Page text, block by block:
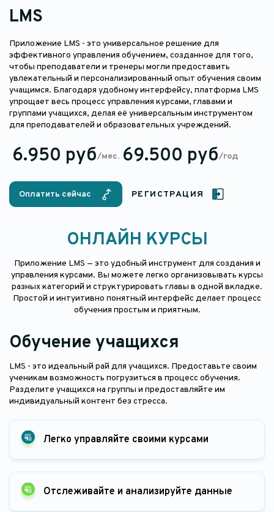
LMS
Приложение LMS - это универсальное решение для
эффективного управления обучением, созданное для того,
чтобы преподаватели и тренеры могли предоставить
увлекательный и персонализированный опыт обучения своим
учащимся. Благодаря удобному интерфейсу, платформа LMS
упрощает весь процесс управления курсами, главами и
группами учащихся, делая её универсальным инструментом
для преподавателей и образовательных учреждений.
6.950 руб/мес. 69.500 руб/год
Оплатить сейчас РЕГИСТРАЦИЯ
ОНЛАЙН КУРСЫ
Приложение LMS — это удобный инструмент для создания и
управления курсами. Вы можете легко организовывать курсы
разных категорий и структурировать главы в одной вкладке.
Простой и интуитивно понятный интерфейс делает процесс
обучения простым и приятным.
Обучение учащихся
LMS - это идеальный рай для учащихся. Предоставьте своим
ученикам возможность погрузиться в процесс обучения.
Разделите учащихся на группы и предоставляйте им
индивидуальный контент без стресса.
Легко управляйте своими курсами
Отслеживайте и анализируйте данные